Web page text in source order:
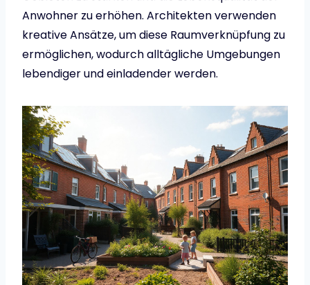
Anwohner zu erhöhen. Architekten verwenden
kreative Ansätze, um diese Raumverknüpfung zu
ermöglichen, wodurch alltägliche Umgebungen
lebendiger und einladender werden.